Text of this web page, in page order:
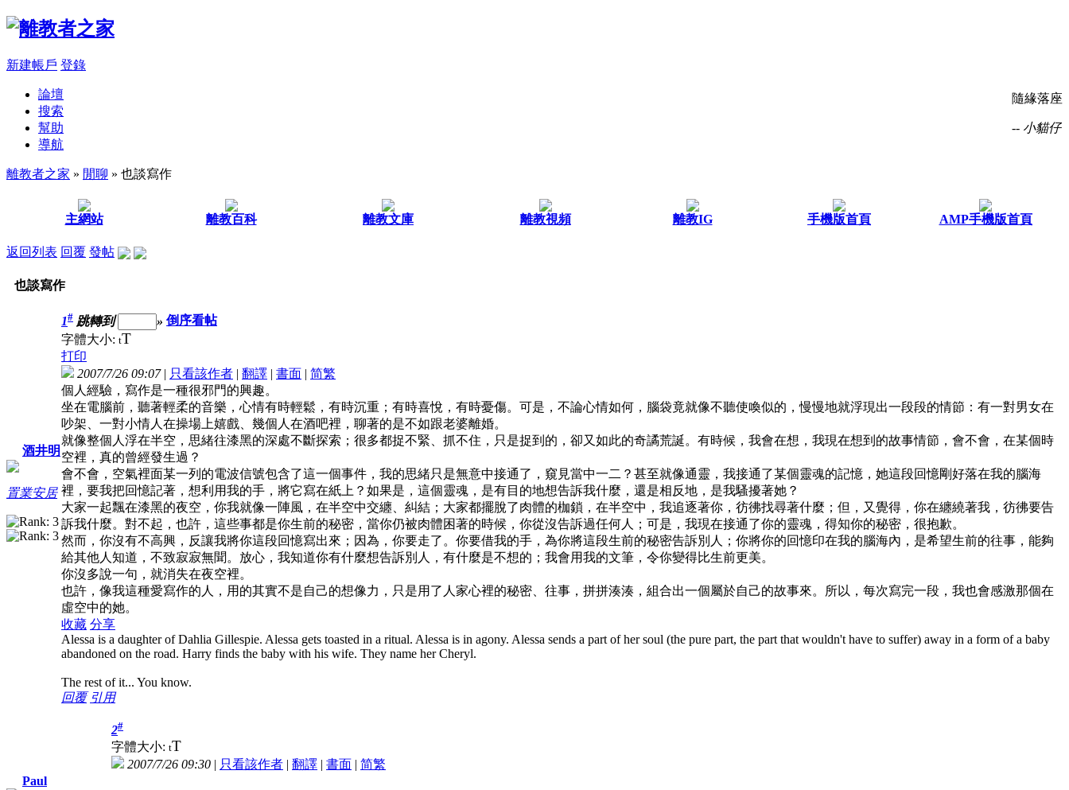
新建帳戶 登錄
隨緣落座
-- 小貓仔
論壇
搜索
幫助
導航
離教者之家 » 閒聊 » 也談寫作
主網站 離教百科 離教文庫 離教視頻 離教IG 手機版首頁 AMP手機版首頁
返回列表 回覆 發帖
也談寫作
酒井明
置業安居
1# 跳轉到 » 倒序看帖
字體大小: tT
打印
2007/7/26 09:07| 只看該作者 | 翻譯 | 書面 | 简繁
個人經驗，寫作是一種很邪門的興趣。
坐在電腦前，聽著輕柔的音樂，心情有時輕鬆，有時沉重；有時喜悅，有時憂傷。可是，不論心情如何，腦袋竟就像不聽使喚似的，慢慢地就浮現出一段段的情節：有一對男女在
吵架、一對小情人在操場上嬉戲、幾個人在酒吧裡，聊著的是不如跟老婆離婚。
就像整個人浮在半空，思緒往漆黑的深處不斷探索；很多都捉不緊、抓不住，只是捉到的，卻又如此的奇譎荒誕。有時候，我會在想，我現在想到的故事情節，會不會，在某個時
空裡，真的曾經發生過？
會不會，空氣裡面某一列的電波信號包含了這一個事件，我的思緒只是無意中接通了，窺見當中一二？甚至就像通靈，我接通了某個靈魂的記憶，她這段回憶剛好落在我的腦海
裡，要我把回憶記著，想利用我的手，將它寫在紙上？如果是，這個靈魂，是有目的地想告訴我什麼，還是相反地，是我騷擾著她？
大家一起飄在漆黑的夜空，你我就像一陣風，在半空中交纏、糾結；大家都擺脫了肉體的枷鎖，在半空中，我追逐著你，彷彿找尋著什麼；但，又覺得，你在纏繞著我，彷彿要告
訴我什麼。對不起，也許，這些事都是你生前的秘密，當你仍被肉體困著的時候，你從沒告訴過任何人；可是，我現在接通了你的靈魂，得知你的秘密，很抱歉。
然而，你沒有不高興，反讓我將你這段回憶寫出來；因為，你要走了。你要借我的手，為你將這段生前的秘密告訴別人；你將你的回憶印在我的腦海內，是希望生前的往事，能夠
給其他人知道，不致寂寂無聞。放心，我知道你有什麼想告訴別人，有什麼是不想的；我會用我的文筆，令你變得比生前更美。
你沒多說一句，就消失在夜空裡。
也許，像我這種愛寫作的人，用的其實不是自己的想像力，只是用了人家心裡的秘密、往事，拼拼湊湊，組合出一個屬於自己的故事來。所以，每次寫完一段，我也會感激那個在
虛空中的她。
收藏 分享
Alessa is a daughter of Dahlia Gillespie. Alessa gets toasted in a ritual. Alessa is in agony. Alessa sends a part of her soul (the pure part, the part that wouldn't have to suffer) away in a form of a baby
abandoned on the road. Harry finds the baby with his wife. They name her Cheryl.
The rest of it... You know.
回覆 引用
Paul
2#
字體大小: tT
2007/7/26 09:30 | 只看該作者 | 翻譯 | 書面 | 简繁